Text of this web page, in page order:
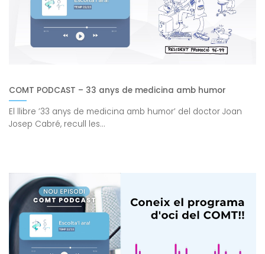
COMT PODCAST – 33 anys de medicina amb humor
El llibre ’33 anys de medicina amb humor’ del doctor Joan
Josep Cabré, recull les...